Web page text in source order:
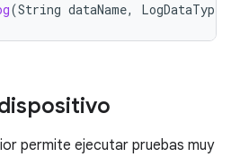
(String dataName, LogDataType
permite ejecutar pruebas muy